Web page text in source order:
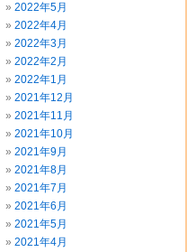
2022年5月
2022年4月
2022年3月
2022年2月
2022年1月
2021年12月
2021年11月
2021年10月
2021年9月
2021年8月
2021年7月
2021年6月
2021年5月
2021年4月